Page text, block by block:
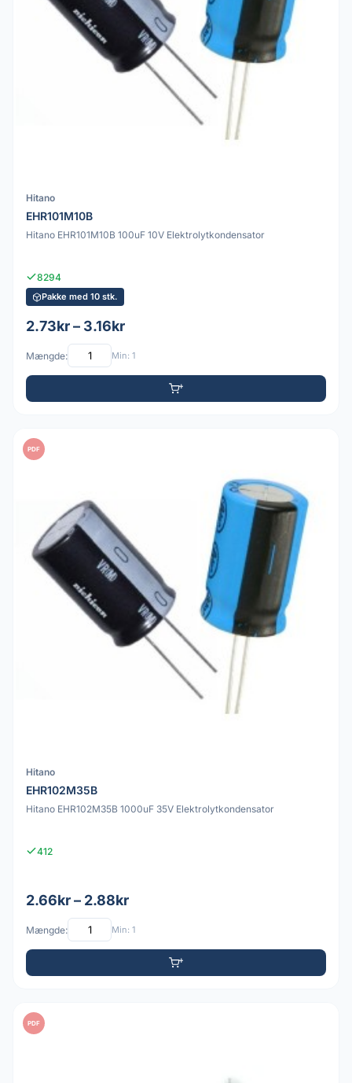
Hitano
EHR101M10B
Hitano EHR101M10B 100uF 10V Elektrolytkondensator
8294
Pakke med 10 stk.
2.73kr – 3.16kr
Mængde: Min: 1
PDF
Hitano
EHR102M35B
Hitano EHR102M35B 1000uF 35V Elektrolytkondensator
412
2.66kr – 2.88kr
Mængde: Min: 1
PDF